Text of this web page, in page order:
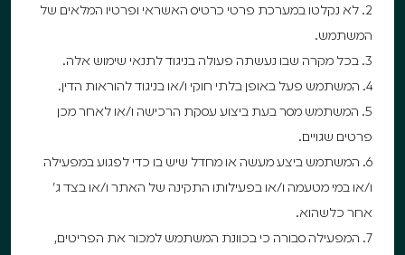
2. לא נקלטו במערכת פרטי כרטיס האשראי ופרטיו המלאים של
המשתמש.
3. בכל מקרה שבו נעשתה פעולה בניגוד לתנאי שימוש אלה.
4. המשתמש פעל באופן בלתי חוקי ו/או בניגוד להוראות הדין.
5. המשתמש מסר בעת ביצוע עסקת הרכישה ו/או לאחר מכן
פרטים שגויים.
6. המשתמש ביצע מעשה או מחדל שיש בו כדי לפגוע במפעילה
ו/או במי מטעמה ו/או בפעילותו התקינה של האתר ו/או בצד ג’
אחר כלשהוא.
7. המפעילה סבורה כי בכוונת המשתמש למכור את הפריטים,